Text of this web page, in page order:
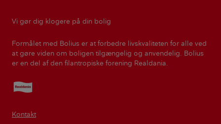
Vi gør dig klogere på din bolig
Formålet med Bolius er at forbedre livskvaliteten for alle ved
at gøre viden om boligen tilgængelig og anvendelig. Bolius
er en del af den filantropiske forening Realdania.
Realdania
Kontakt